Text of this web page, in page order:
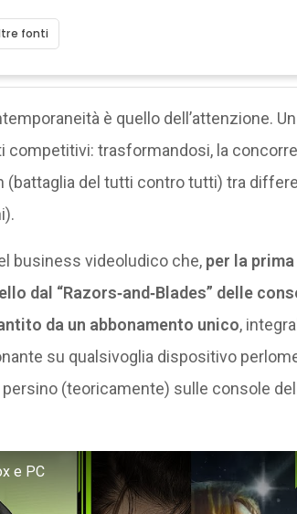
fonti
è quello dell’attenzione.
competitivi: trasformandosi, la
(battaglia del tutti contro tutti) tra
business videoludico che, per la
dal “Razors‐and‐Blades” delle
da un abbonamento unico,
su qualsivoglia dispositivo
(teoricamente) sulle console
e PC